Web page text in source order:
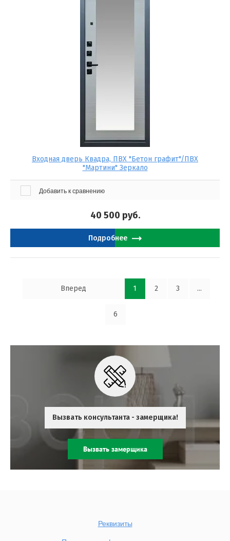
Входная дверь Квадра, ПВХ "Бетон графит"/ПВХ
"Мартини" Зеркало
Добавить к сравнению
40 500 руб.
Подробнее
1 2 3 ...
6
Вперед
Вызвать консультанта - замерщика!
Вызвать замерщика
Реквизиты